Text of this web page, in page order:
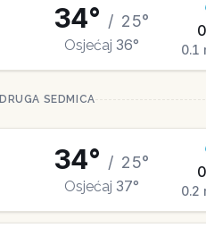
34° / 25°
Osjećaj 36°
0
0.1
DRUGA SEDMICA
34° / 25°
Osjećaj 37°
0
0.2